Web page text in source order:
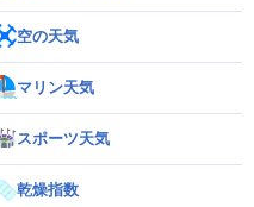
空の天気
マリン天気
スポーツ天気
乾燥指数